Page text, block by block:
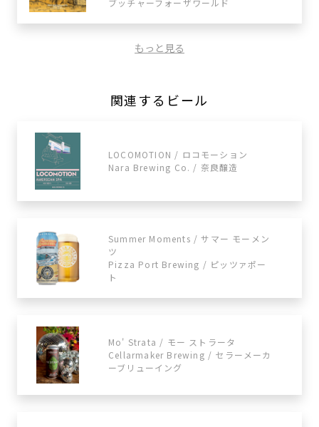
もっと見る
関連するビール
LOCOMOTION / ロコモーション
Nara Brewing Co. / 奈良醸造
Summer Moments / サマー モーメン
ツ
Pizza Port Brewing / ​​ピッツァポー
ト
Mo' Strata / モー ストラータ
Cellarmaker Brewing / セラーメーカ
ーブリューイング